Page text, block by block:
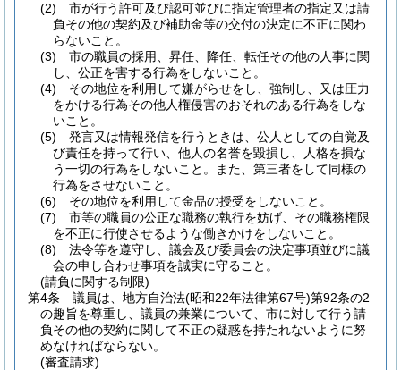
(2)
市が行う許可及び認可並びに指定管理者の指定又は請
負その他の契約及び補助金等の交付の決定に不正に関わ
らないこと。
(3)
市の職員の採用、昇任、降任、転任その他の人事に関
し、公正を害する行為をしないこと。
(4)
その地位を利用して嫌がらせをし、強制し、又は圧力
をかける行為その他人権侵害のおそれのある行為をしな
いこと。
(5)
発言又は情報発信を行うときは、公人としての自覚及
び責任を持って行い、他人の名誉を毀損し、人格を損な
う一切の行為をしないこと。
また、第三者をして同様の
行為をさせないこと。
(6)
その地位を利用して金品の授受をしないこと。
(7)
市等の職員の公正な職務の執行を妨げ、その職務権限
を不正に行使させるような働きかけをしないこと。
(8)
法令等を遵守し、議会及び委員会の決定事項並びに議
会の申し合わせ事項を誠実に守ること。
(請負に関する制限)
第4条
議員は、地方自治法(昭和22年法律第67号)第92条の2
の趣旨を尊重し、議員の兼業について、市に対して行う請
負その他の契約に関して不正の疑惑を持たれないように努
めなければならない。
(審査請求)